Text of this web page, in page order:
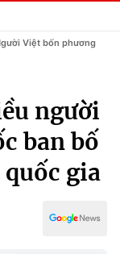
Việt bốn phương
người
ban bố
gia